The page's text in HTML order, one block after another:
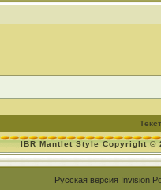
IBR Mantlet Style Copyright ©
Русская версия Invision